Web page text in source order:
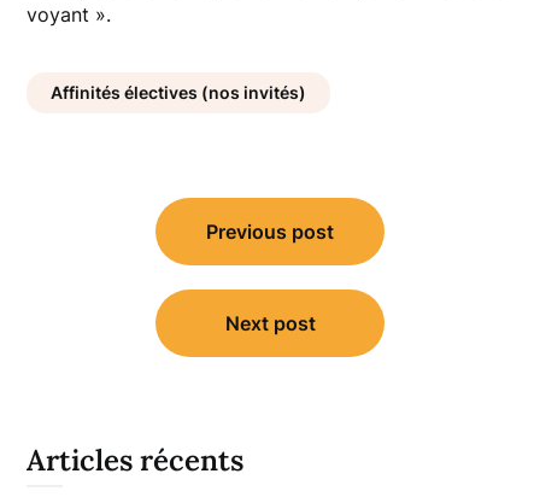
voyant ».
Affinités électives (nos invités)
Navigation
Previous post
Next post
Articles récents